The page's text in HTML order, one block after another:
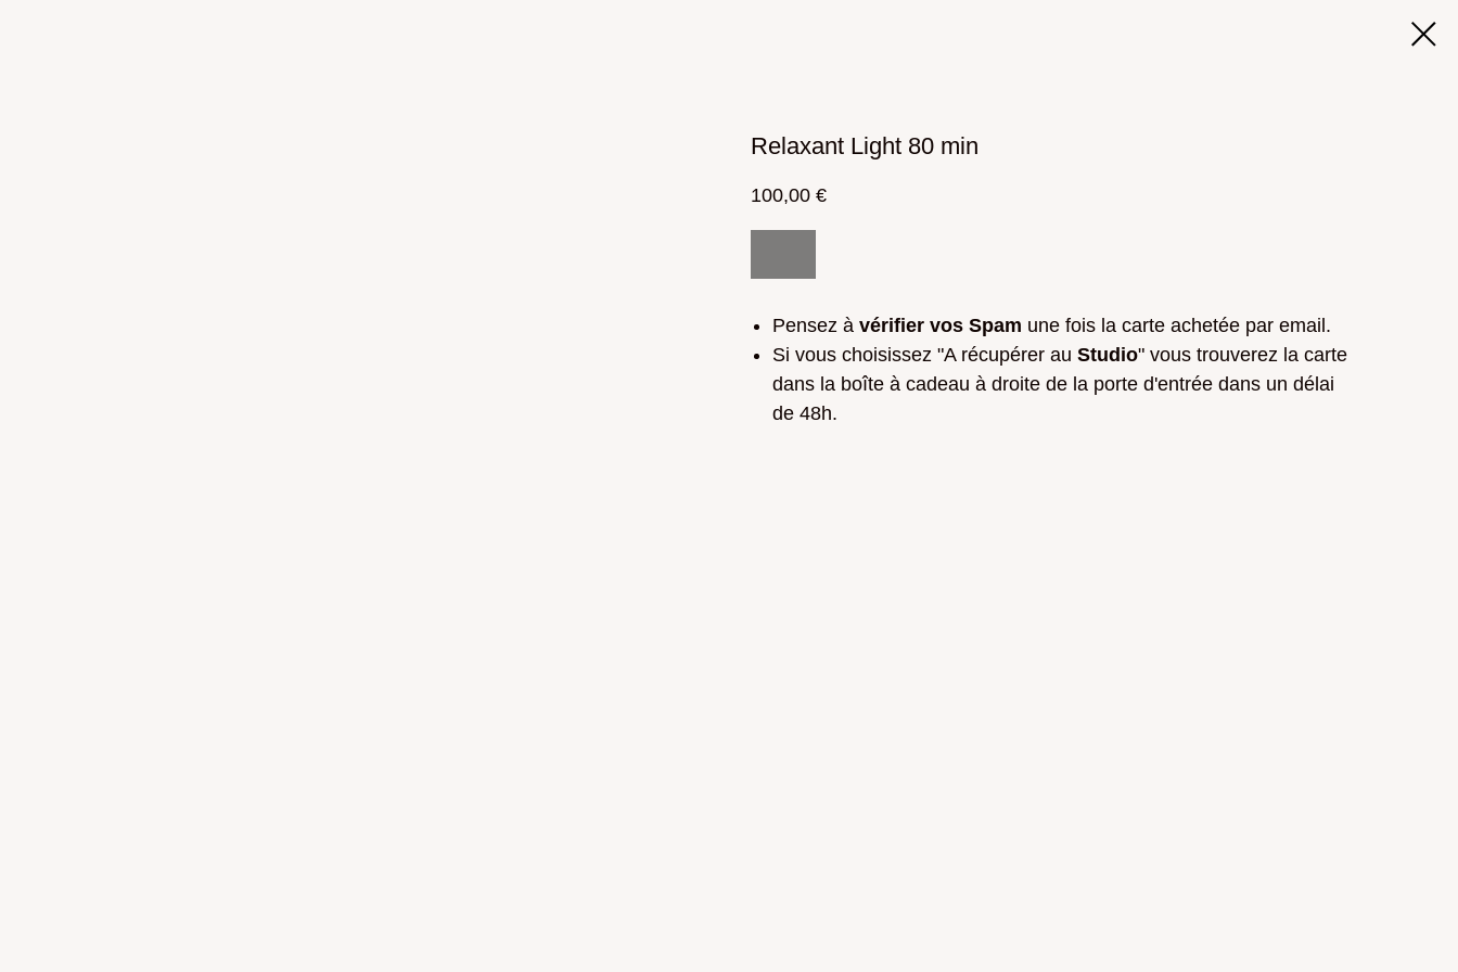
Relaxant Light 80 min
100,00 €
Pensez à vérifier vos Spam une fois la carte achetée par email.
Si vous choisissez "A récupérer au Studio" vous trouverez la carte
dans la boîte à cadeau à droite de la porte d'entrée dans un délai
de 48h.